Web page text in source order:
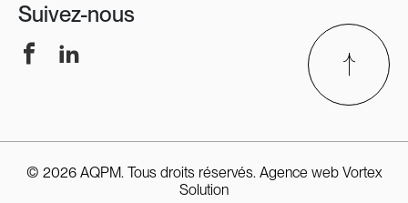
Suivez-nous
FacebookLinkedIn
© 2026 AQPM. Tous droits réservés. Agence web Vortex
Solution